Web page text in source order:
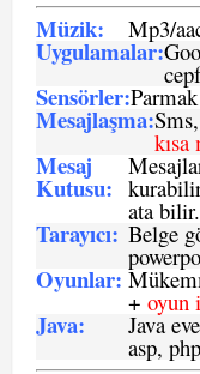
Müzik: Mp3/
Uygulamalar:
Sensörler:
Mesajlaşma:
kısa
Mesaj
Kutusu:
ata bilir.
Tarayıcı: Belge
Oyunlar:
+ oyun
Java: Java
asp, php